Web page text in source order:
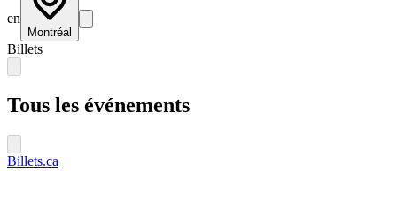
en
Montréal
Billets
Tous les événements
Billets.ca